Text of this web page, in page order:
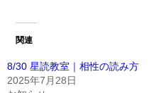
関連
8/30 星読教室｜相性の読み方
2025年7月28日